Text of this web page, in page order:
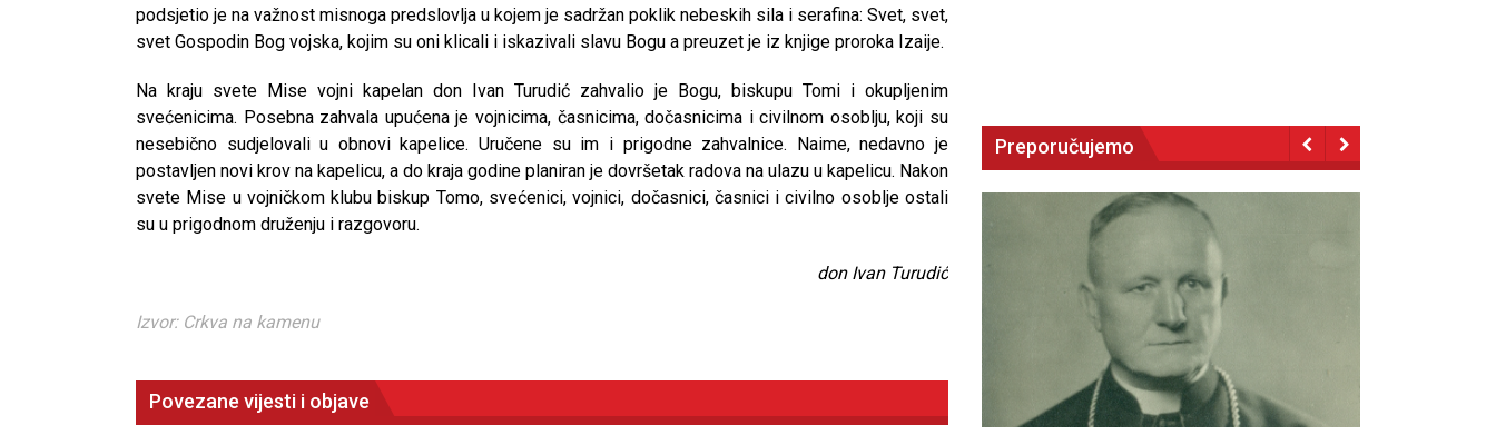
podsjetio je na važnost misnoga predslovlja u kojem je sadržan poklik nebeskih sila i serafina: Svet, svet,
svet Gospodin Bog vojska, kojim su oni klicali i iskazivali slavu Bogu a preuzet je iz knjige proroka Izaije.
Na kraju svete Mise vojni kapelan don Ivan Turudić zahvalio je Bogu, biskupu Tomi i okupljenim
svećenicima. Posebna zahvala upućena je vojnicima, časnicima, dočasnicima i civilnom osoblju, koji su
nesebično sudjelovali u obnovi kapelice. Uručene su im i prigodne zahvalnice. Naime, nedavno je
postavljen novi krov na kapelicu, a do kraja godine planiran je dovršetak radova na ulazu u kapelicu. Nakon
svete Mise u vojničkom klubu biskup Tomo, svećenici, vojnici, dočasnici, časnici i civilno osoblje ostali
su u prigodnom druženju i razgovoru.
don Ivan Turudić
Izvor: Crkva na kamenu
Povezane vijesti i objave
Preporučujemo